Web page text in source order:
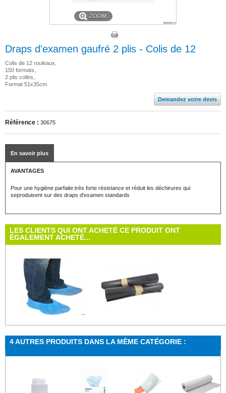
ZOOM
Draps d'examen gaufré 2 plis - Colis de 12
Colis de 12 rouleaux,
150 formats,
2 plis colles,
Format 51x35cm
Demandez votre devis
Référence : 30675
En savoir plus
AVANTAGES
Pour une hygiène parfaite:très forte résistance et réduit les déchirures qui
seproduisent sur des draps d'examen standards
LES CLIENTS QUI ONT ACHETÉ CE PRODUIT ONT
ÉGALEMENT ACHETÉ...
Sur-chaussur... Sac poubelle...
4 AUTRES PRODUITS DANS LA MÊME CATÉGORIE :